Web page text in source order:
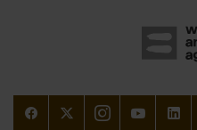
FacebookTwitterInstagramYoutube